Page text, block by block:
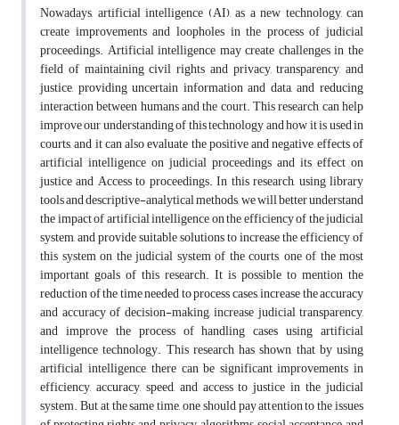
Nowadays, artificial intelligence (AI), as a new technology, can
create improvements and loopholes in the process of judicial
proceedings. Artificial intelligence may create challenges in the
field of maintaining civil rights and privacy, transparency, and
justice, providing uncertain information and data, and reducing
interaction between humans and the court. This research can help
improve our understanding of this technology and how it is used in
courts, and it can also evaluate the positive and negative effects of
artificial intelligence on judicial proceedings and its effect on
justice and Access to proceedings. In this research, using library
tools and descriptive-analytical methods, we will better understand
the impact of artificial intelligence on the efficiency of the judicial
system, and provide suitable solutions to increase the efficiency of
this system on the judicial system of the courts, one of the most
important goals of this research. It is possible to mention the
reduction of the time needed to process cases, increase the accuracy
and accuracy of decision-making, increase judicial transparency,
and improve the process of handling cases using artificial
intelligence technology. This research has shown that by using
artificial intelligence, there can be significant improvements in
efficiency, accuracy, speed, and access to justice in the judicial
system. But at the same time, one should pay attention to the issues